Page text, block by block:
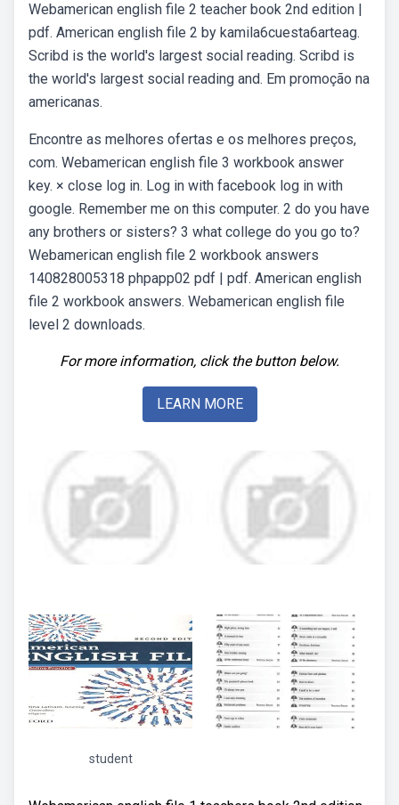
Webamerican english file 2 teacher book 2nd edition |
pdf. American english file 2 by kamila6cuesta6arteag.
Scribd is the world's largest social reading. Scribd is
the world's largest social reading and. Em promoção na
americanas.
Encontre as melhores ofertas e os melhores preços,
com. Webamerican english file 3 workbook answer
key. × close log in. Log in with facebook log in with
google. Remember me on this computer. 2 do you have
any brothers or sisters? 3 what college do you go to?
Webamerican english file 2 workbook answers
140828005318 phpapp02 pdf | pdf. American english
file 2 workbook answers. Webamerican english file
level 2 downloads.
For more information, click the button below.
LEARN MORE
student